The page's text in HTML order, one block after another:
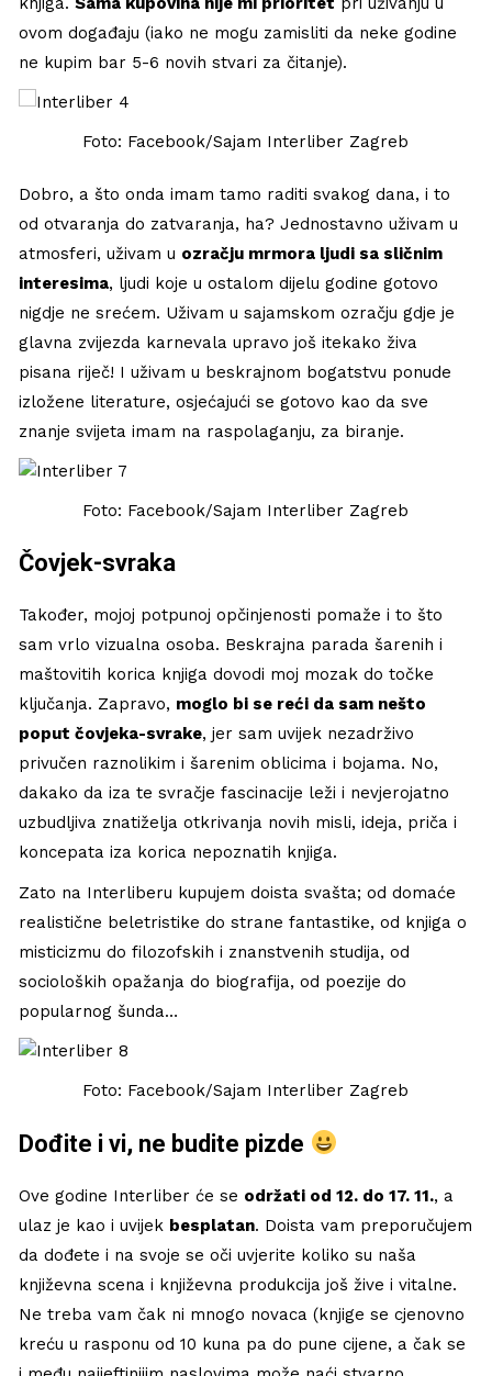
ovom događaju (iako ne mogu zamisliti da neke godine
ne kupim bar 5-6 novih stvari za čitanje).
Foto: Facebook/Sajam Interliber Zagreb
Dobro, a što onda imam tamo raditi svakog dana, i to
od otvaranja do zatvaranja, ha? Jednostavno uživam u
atmosferi, uživam u ozračju mrmora ljudi sa sličnim
interesima, ljudi koje u ostalom dijelu godine gotovo
nigdje ne srećem. Uživam u sajamskom ozračju gdje je
glavna zvijezda karnevala upravo još itekako živa
pisana riječ! I uživam u beskrajnom bogatstvu ponude
izložene literature, osjećajući se gotovo kao da sve
znanje svijeta imam na raspolaganju, za biranje.
Foto: Facebook/Sajam Interliber Zagreb
Čovjek-svraka
Također, mojoj potpunoj opčinjenosti pomaže i to što
sam vrlo vizualna osoba. Beskrajna parada šarenih i
maštovitih korica knjiga dovodi moj mozak do točke
ključanja. Zapravo, moglo bi se reći da sam nešto
poput čovjeka-svrake, jer sam uvijek nezadrživo
privučen raznolikim i šarenim oblicima i bojama. No,
dakako da iza te svračje fascinacije leži i nevjerojatno
uzbudljiva znatiželja otkrivanja novih misli, ideja, priča i
koncepata iza korica nepoznatih knjiga.
Zato na Interliberu kupujem doista svašta; od domaće
realistične beletristike do strane fantastike, od knjiga o
misticizmu do filozofskih i znanstvenih studija, od
socioloških opažanja do biografija, od poezije do
popularnog šunda…
Foto: Facebook/Sajam Interliber Zagreb
Dođite i vi, ne budite pizde
Ove godine Interliber će se održati od 12. do 17. 11., a
ulaz je kao i uvijek besplatan. Doista vam preporučujem
da dođete i na svoje se oči uvjerite koliko su naša
književna scena i književna produkcija još žive i vitalne.
Ne treba vam čak ni mnogo novaca (knjige se cjenovno
kreću u rasponu od 10 kuna pa do pune cijene, a čak se